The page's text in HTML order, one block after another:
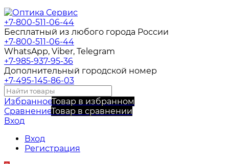
+7-800-511-06-44
Бесплатный из любого города России
+7-800-511-06-44
WhatsApp, Viber, Telegram
+7-985-937-95-36
Дополнительный городской номер
+7-495-145-86-03
ИзбранноеТовар в избранном
СравнениеТовар в сравнении
Вход
Вход
Регистрация